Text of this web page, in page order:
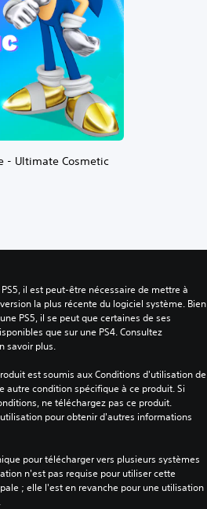
- Ultimate Cosmetic
il est peut-être nécessaire de mettre à
la plus récente du logiciel système. Bien
PS5, il se peut que certaines de ses
que sur une PS4. Consultez
savoir plus.
est soumis aux Conditions d'utilisation de
autre condition spécifique à ce produit. Si
ne téléchargez pas ce produit.
pour obtenir d'autres informations
pour télécharger vers plusieurs systèmes
n'est pas requise pour utiliser cette
; elle l'est en revanche pour une utilisation